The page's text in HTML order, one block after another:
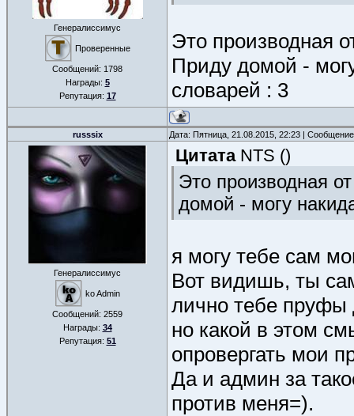
Генералиссимус
Проверенные
Сообщений: 1798
Награды: 5
Репутация: 17
Это производная
Приду домой -
словарей : 3
russsix Дата: Пятница, 21.08.2015, 22:23 |
Генералиссимус
ko Admin
Сообщений: 2559
Награды: 34
Репутация: 51
Цитата NTS ()
Это производная
домой - могу
я могу тебе сам
Вот видишь, ты
лично тебе пруфы
но какой в этом
опровергать мои
Да и админ за
против меня=).